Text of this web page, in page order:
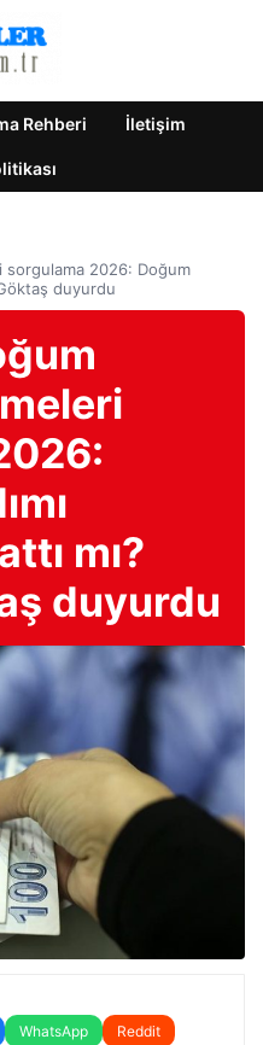
Rehberi İletişim
sorgulama 2026: Doğum
duyurdu
mı?
duyurdu
WhatsApp
Reddit